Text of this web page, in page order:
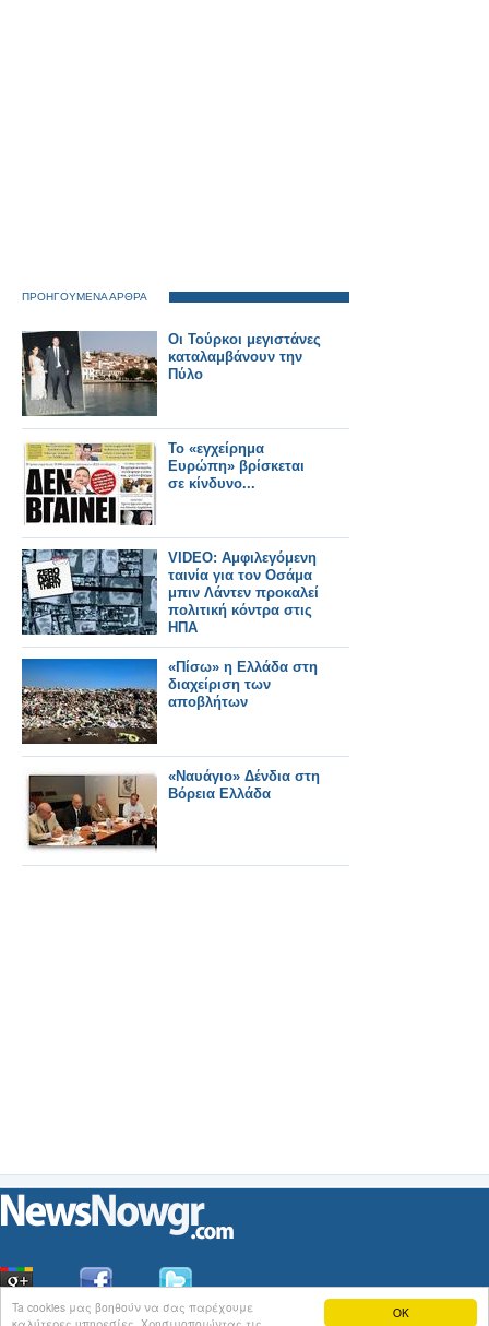
OK
Ta cookies μας βοηθούν να σας παρέχουμε
ΠΡΟΗΓΟΥΜΕΝΑ ΑΡΘΡΑ
Οι Τούρκοι μεγιστάνες
καταλαμβάνουν την
Πύλο
Το «εγχείρημα
Ευρώπη» βρίσκεται
σε κίνδυνο...
VIDEO: Αμφιλεγόμενη
ταινία για τον Οσάμα
μπιν Λάντεν προκαλεί
πολιτική κόντρα στις
ΗΠΑ
«Πίσω» η Ελλάδα στη
διαχείριση των
αποβλήτων
«Ναυάγιο» Δένδια στη
Βόρεια Ελλάδα